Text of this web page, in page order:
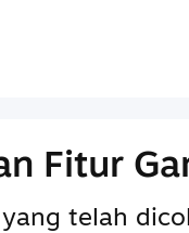
Fitur
telah